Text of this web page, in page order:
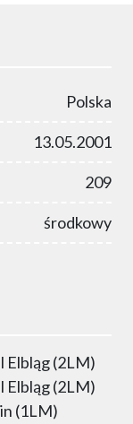
Polska
13.05.2001
209
środkowy
Elbląg (2LM)
Elbląg (2LM)
(1LM)